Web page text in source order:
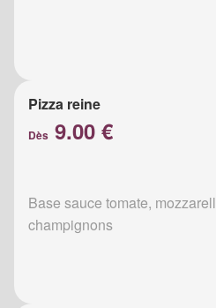
Pizza reine
Dès 9.00 €
Base sauce tomate,
champignons